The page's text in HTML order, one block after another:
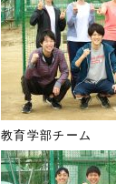
教育学部チーム